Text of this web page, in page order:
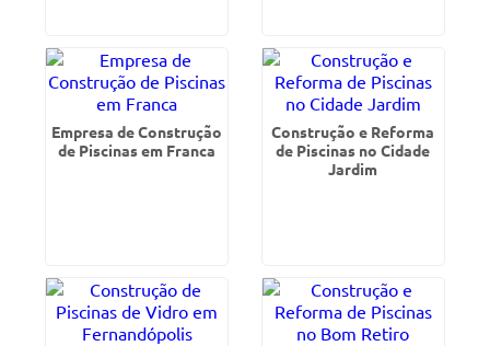
Empresa de Construção
de Piscinas em Franca
Construção e Reforma
de Piscinas no Cidade
Jardim